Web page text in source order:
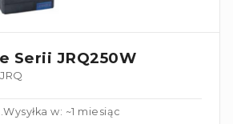
Serii JRQ250W
Wysyłka w: ~1 miesiąc